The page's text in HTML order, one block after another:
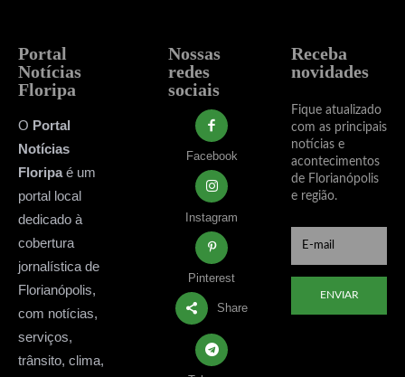
Portal
Notícias
Floripa
O Portal
Notícias
Floripaé um
portal local
dedicado à
cobertura
jornalística de
Florianópolis,
com notícias,
serviços,
trânsito, clima,
Nossas
redes
sociais
Facebook
Instagram
Pinterest
Share
Receba
novidades
Fique atualizado
com as principais
notícias e
acontecimentos
de Florianópolis
e região.
ENVIAR